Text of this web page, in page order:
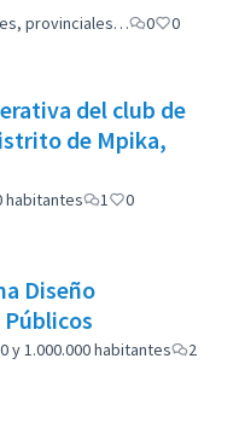
provinciales…
0 0
del club de
de Mpika,
habitantes 1 0
Diseño
y 1.000.000 habitantes
2